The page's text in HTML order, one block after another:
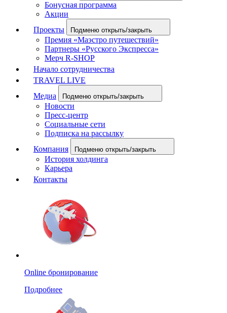
Бонусная программа
Акции
Проекты
Подменю открыть/закрыть
Премия «Маэстро путешествий»
Партнеры «Русского Экспресса»
Мерч R-SHOP
Начало сотрудничества
TRAVEL LIVE
Медиа
Подменю открыть/закрыть
Новости
Пресс-центр
Социальные сети
Подписка на рассылку
Компания
Подменю открыть/закрыть
История холдинга
Карьера
Контакты
Online бронирование
Подробнее